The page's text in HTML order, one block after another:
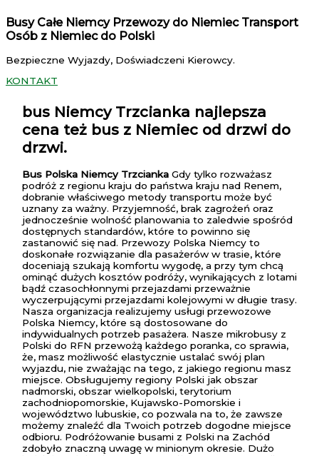
Busy Całe Niemcy Przewozy do Niemiec Transport
Osób z Niemiec do Polski
Bezpieczne Wyjazdy, Doświadczeni Kierowcy.
KONTAKT
bus Niemcy Trzcianka najlepsza
cena też bus z Niemiec od drzwi do
drzwi.
Bus Polska Niemcy Trzcianka Gdy tylko rozważasz
podróż z regionu kraju do państwa kraju nad Renem,
dobranie właściwego metody transportu może być
uznany za ważny. Przyjemność, brak zagrożeń oraz
jednocześnie wolność planowania to zaledwie spośród
dostępnych standardów, które to powinno się
zastanowić się nad. Przewozy Polska Niemcy to
doskonałe rozwiązanie dla pasażerów w trasie, które
doceniają szukają komfortu wygodę, a przy tym chcą
ominąć dużych kosztów podróży, wynikających z lotami
bądź czasochłonnymi przejazdami przeważnie
wyczerpującymi przejazdami kolejowymi w długie trasy.
Nasza organizacja realizujemy usługi przewozowe
Polska Niemcy, które są dostosowane do
indywidualnych potrzeb pasażera. Nasze mikrobusy z
Polski do RFN przewożą każdego poranka, co sprawia,
że, masz możliwość elastycznie ustalać swój plan
wyjazdu, nie zważając na tego, z jakiego regionu masz
miejsce. Obsługujemy regiony Polski jak obszar
nadmorski, obszar wielkopolski, terytorium
zachodniopomorskie, Kujawsko-Pomorskie i
województwo lubuskie, co pozwala na to, że zawsze
możemy znaleźć dla Twoich potrzeb dogodne miejsce
odbioru. Podróżowanie busami z Polski na Zachód
zdobyło znaczną uwagę w minionym okresie. Dużo